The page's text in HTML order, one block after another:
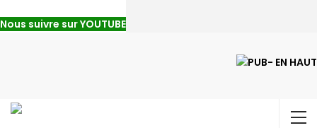
Nous suivre sur YOUTUBE